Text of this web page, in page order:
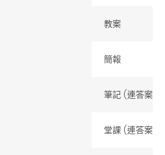
教案
簡報
筆記 (連答案)
堂課 (連答案)